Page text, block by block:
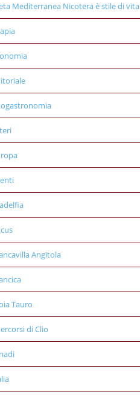
Mediterranea Nicotera è stile di vita
Angitola
Tauro
di Clio